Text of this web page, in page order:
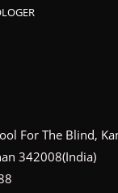
For The Blind,
342008(India)